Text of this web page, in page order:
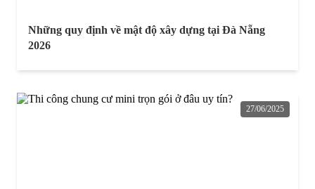
Những quy định về mật độ xây dựng tại Đà Nẵng
2026
27/06/2025